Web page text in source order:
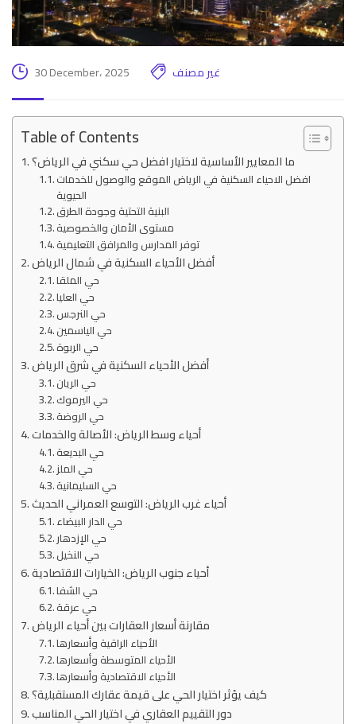
30 December، 2025 غير مصنف
Table of Contents
ما المعايير الأساسية لاختيار افضل حي سكني في الرياض؟
افضل الاحياء السكنية في الرياض الموقع والوصول للخدمات
الحيوية
البنية التحتية وجودة الطرق
مستوى الأمان والخصوصية
توفر المدارس والمرافق التعليمية
أفضل الأحياء السكنية في شمال الرياض
حي الملقا
حي العليا
حي النرجس
حي الياسمين
حي الربوة
أفضل الأحياء السكنية في شرق الرياض
حي الريان
حي اليرموك
حي الروضة
أحياء وسط الرياض: الأصالة والخدمات
حي البديعة
حي الملز
حي السليمانية
أحياء غرب الرياض: التوسع العمراني الحديث
حي الدار البيضاء
حي الإزدهار
حي النخيل
أحياء جنوب الرياض: الخيارات الاقتصادية
حي الشفا
حي عرقة
مقارنة أسعار العقارات بين أحياء الرياض
الأحياء الراقية وأسعارها
الأحياء المتوسطة وأسعارها
الأحياء الاقتصادية وأسعارها
كيف يؤثر اختيار الحي على قيمة عقارك المستقبلية؟
دور التقييم العقاري في اختيار الحي المناسب